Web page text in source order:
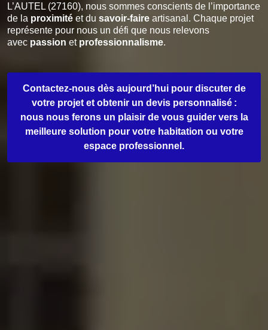
L’AUTEL (27160), nous sommes conscients de l’importance
de la proximité et du savoir-faire artisanal. Chaque projet
représente pour nous un défi que nous relevons
avec passion et professionnalisme.
Contactez-nous dès aujourd’hui pour discuter de
votre projet et obtenir un devis personnalisé :
nous nous ferons un plaisir de vous guider vers la
meilleure solution pour votre habitation ou votre
espace professionnel.